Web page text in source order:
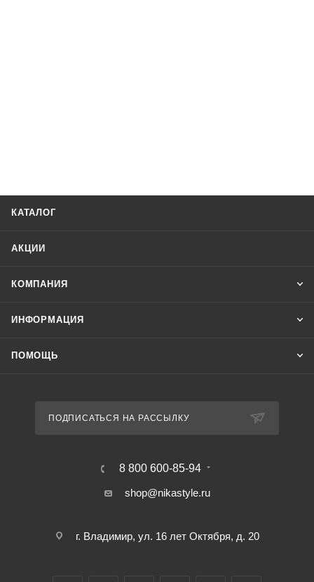
КАТАЛОГ
АКЦИИ
КОМПАНИЯ
ИНФОРМАЦИЯ
ПОМОЩЬ
ПОДПИСАТЬСЯ НА РАССЫЛКУ
8 800 600-85-94
shop@nikastyle.ru
г. Владимир, ул. 16 лет Октября, д. 20